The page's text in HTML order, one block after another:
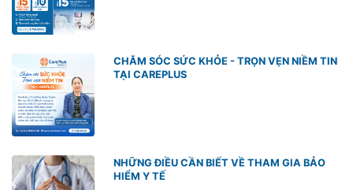
CHĂM SÓC SỨC KHỎE - TRỌN VẸN NIỀM TIN
TẠI CAREPLUS
NHỮNG ĐIỀU CẦN BIẾT VỀ THAM GIA BẢO
HIỂM Y TẾ